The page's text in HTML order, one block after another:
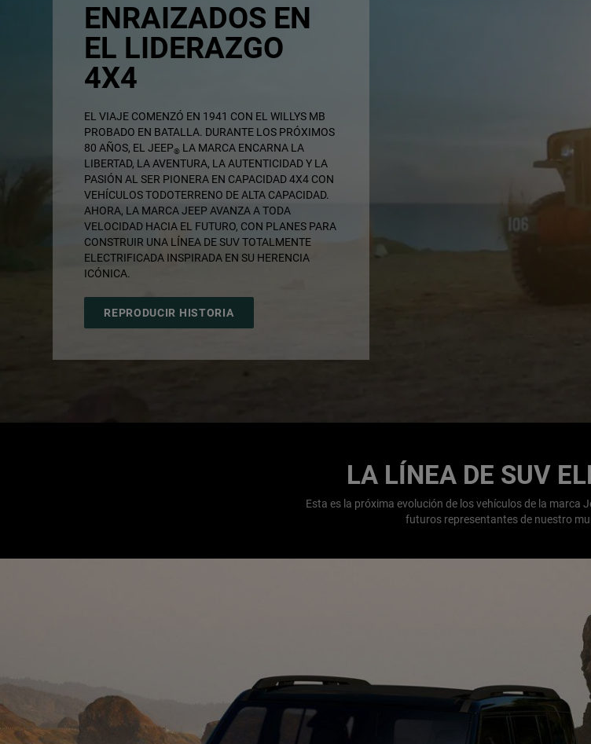
ENRAIZADOS EN
EL LIDERAZGO
4X4
EL VIAJE COMENZÓ EN 1941 CON EL WILLYS MB
PROBADO EN BATALLA. DURANTE LOS PRÓXIMOS
80 AÑOS, EL JEEP® LA MARCA ENCARNA LA
LIBERTAD, LA AVENTURA, LA AUTENTICIDAD Y LA
PASIÓN AL SER PIONERA EN CAPACIDAD 4X4 CON
VEHÍCULOS TODOTERRENO DE ALTA CAPACIDAD.
AHORA, LA MARCA JEEP AVANZA A TODA
VELOCIDAD HACIA EL FUTURO, CON PLANES PARA
CONSTRUIR UNA LÍNEA DE SUV TOTALMENTE
ELECTRIFICADA INSPIRADA EN SU HERENCIA
ICÓNICA.
REPRODUCIR HISTORIA
LA LÍNEA DE SUV
Esta es la próxima evolución de los vehículos de la marca
futuros representantes de nuestro